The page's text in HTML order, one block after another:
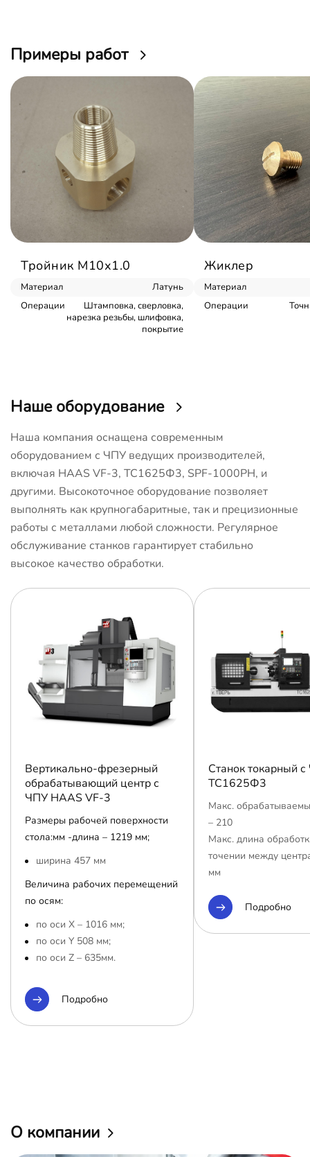
Примеры работ
Тройник М10х1.0
Материал
Латунь
Операции
Штамповка, сверловка,
нарезка резьбы, шлифовка,
покрытие
Жиклер
Материал
Операции
Наше оборудование
Наша компания оснащена современным
оборудованием с ЧПУ ведущих производителей,
включая HAAS VF-3, ТС1625Ф3, SPF-1000PH, и
другими. Высокоточное оборудование позволяет
выполнять как крупногабаритные, так и прецизионные
работы с металлами любой сложности. Регулярное
обслуживание станков гарантирует стабильно
высокое качество обработки.
Вертикально-фрезерный
обрабатывающий центр с
ЧПУ HAAS VF-3
Размеры рабочей поверхности
стола:мм -длина – 1219 мм;
ширина 457 мм
Величина рабочих перемещений
по осям:
по оси Х – 1016 мм;
по оси Y 508 мм;
по оси Z – 635мм.
Подробно
Станок токарный
ТС1625Ф3
Макс.
– 210
Макс. длина
точении между
мм
Подробно
О компании